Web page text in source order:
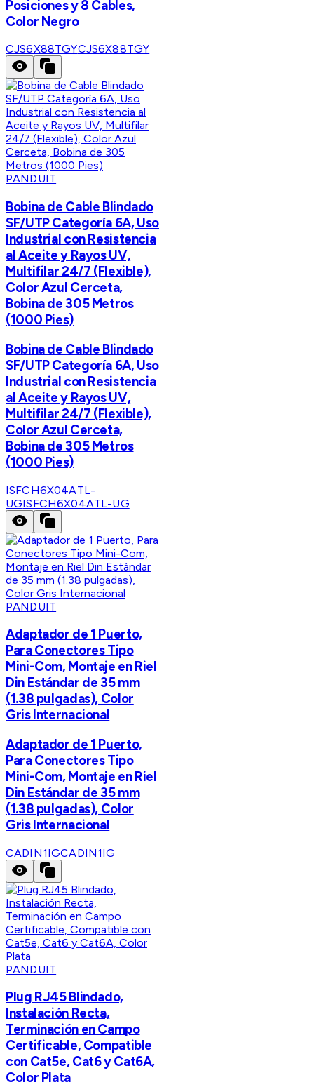
Posiciones y 8 Cables,
Color Negro
CJS6X88TGYCJS6X88TGY
PANDUIT
Bobina de Cable Blindado
SF/UTP Categoría 6A, Uso
Industrial con Resistencia
al Aceite y Rayos UV,
Multifilar 24/7 (Flexible),
Color Azul Cerceta,
Bobina de 305 Metros
(1000 Pies)
Bobina de Cable Blindado
SF/UTP Categoría 6A, Uso
Industrial con Resistencia
al Aceite y Rayos UV,
Multifilar 24/7 (Flexible),
Color Azul Cerceta,
Bobina de 305 Metros
(1000 Pies)
ISFCH6X04ATL-
UGISFCH6X04ATL-UG
PANDUIT
Adaptador de 1 Puerto,
Para Conectores Tipo
Mini-Com, Montaje en Riel
Din Estándar de 35 mm
(1.38 pulgadas), Color
Gris Internacional
Adaptador de 1 Puerto,
Para Conectores Tipo
Mini-Com, Montaje en Riel
Din Estándar de 35 mm
(1.38 pulgadas), Color
Gris Internacional
CADIN1IGCADIN1IG
PANDUIT
Plug RJ45 Blindado,
Instalación Recta,
Terminación en Campo
Certificable, Compatible
con Cat5e, Cat6 y Cat6A,
Color Plata